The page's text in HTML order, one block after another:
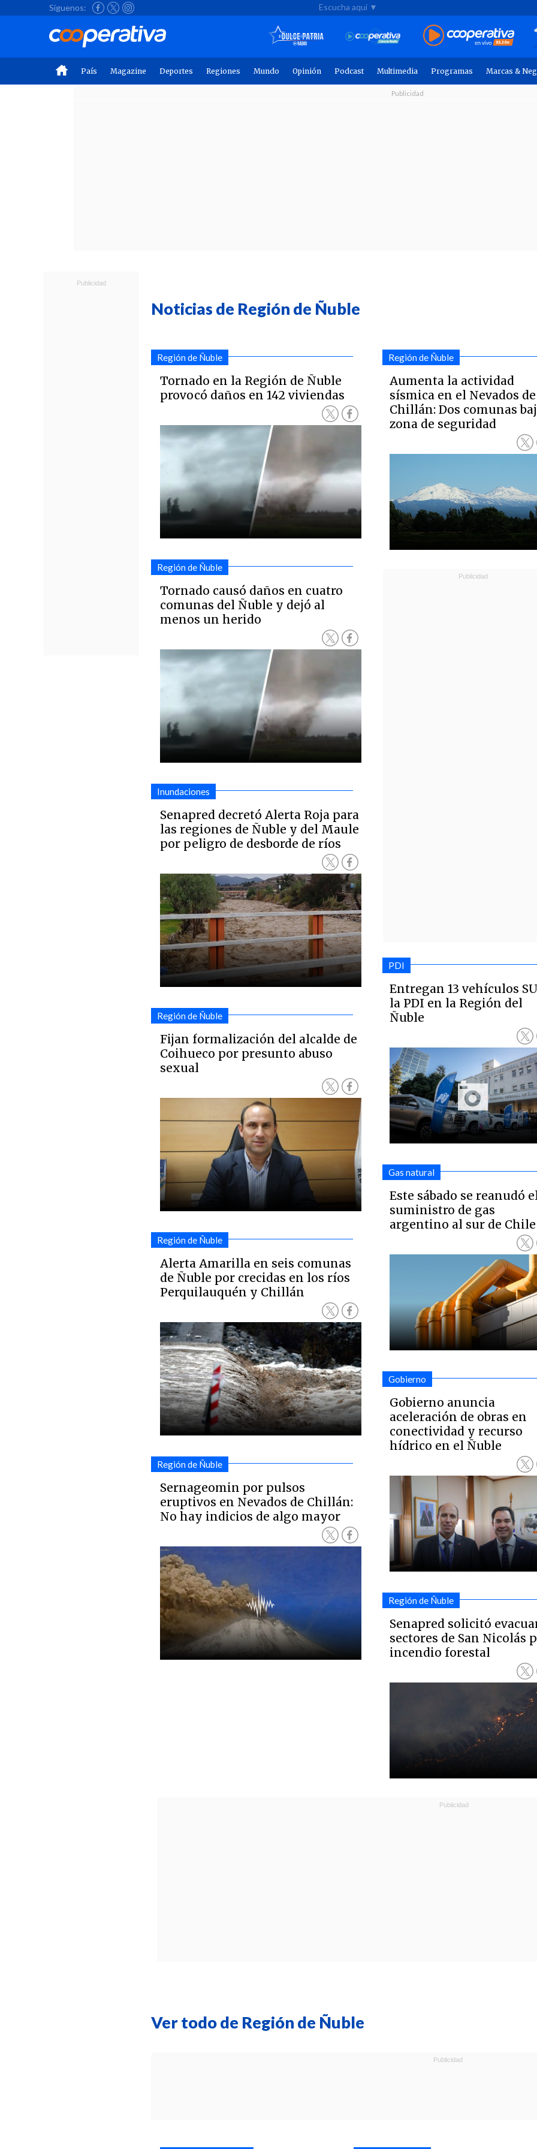
Síguenos: Escucha aquí ▼
País Magazine Deportes Regiones Mundo Opinión Podcast Multimedia Programas Marcas &
Noticias de Región de Ñuble
Región de Ñuble
Tornado en la Región de Ñuble
provocó daños en 142 viviendas
Región de Ñuble
Tornado causó daños en cuatro
comunas del Ñuble y dejó al
menos un herido
Inundaciones
Senapred decretó Alerta Roja para
las regiones de Ñuble y del Maule
por peligro de desborde de ríos
Región de Ñuble
Fijan formalización del alcalde de
Coihueco por presunto abuso
sexual
Región de Ñuble
Alerta Amarilla en seis comunas
de Ñuble por crecidas en los ríos
Perquilauquén y Chillán
Región de Ñuble
Sernageomin por pulsos
eruptivos en Nevados de Chillán:
No hay indicios de algo mayor
Región de Ñuble
Aumenta la actividad
sísmica en el Nevados de
Chillán: Dos comunas
zona de seguridad
PDI
Entregan 13 vehículos
la PDI en la Región del
Ñuble
Gas natural
Este sábado se reanudó
suministro de gas
argentino al sur de Chile
Gobierno
Gobierno anuncia
aceleración de obras en
conectividad y recurso
hídrico en el Ñuble
Región de Ñuble
Senapred solicitó
sectores de San Nicolás
incendio forestal
Ver todo de Región de Ñuble